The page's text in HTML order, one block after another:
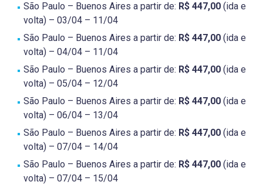
São Paulo – Buenos Aires a partir de: R$ 447,00 (ida e
volta) – 03/04 – 11/04
São Paulo – Buenos Aires a partir de: R$ 447,00 (ida e
volta) – 04/04 – 11/04
São Paulo – Buenos Aires a partir de: R$ 447,00 (ida e
volta) – 05/04 – 12/04
São Paulo – Buenos Aires a partir de: R$ 447,00 (ida e
volta) – 06/04 – 13/04
São Paulo – Buenos Aires a partir de: R$ 447,00 (ida e
volta) – 07/04 – 14/04
São Paulo – Buenos Aires a partir de: R$ 447,00 (ida e
volta) – 07/04 – 15/04